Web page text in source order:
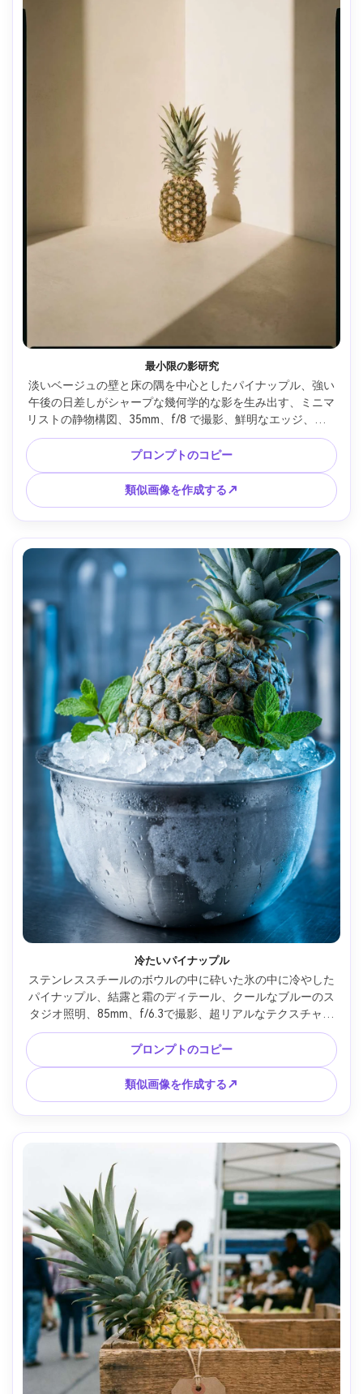
最小限の影研究
淡いベージュの壁と床の隅を中心としたパイナップル、強い
午後の日差しがシャープな幾何学的な影を生み出す、ミニマ
リストの静物構図、35mm、f/8 で撮影、鮮明なエッジ、フォ
トリアル、モダンなデザインの美学、ミュートされたカラー
グレーディング --ar 4:5
プロンプトのコピー
類似画像を作成する↗
冷たいパイナップル
ステンレススチールのボウルの中に砕いた氷の中に冷やした
パイナップル、結露と霜のディテール、クールなブルーのス
タジオ照明、85mm、f/6.3で撮影、超リアルなテクスチャ、
飲料ブランドの写真の雰囲気、すっきりとしたハイライトと
シャープな焦点 --ar 4:5
プロンプトのコピー
類似画像を作成する↗